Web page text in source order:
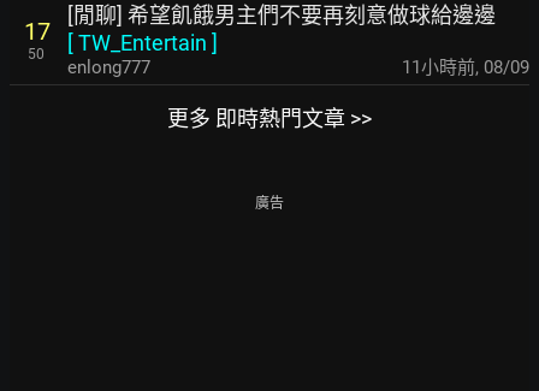
17
50
[閒聊] 希望飢餓男主們不要再刻意做球給邊邊
[TW_Entertain ]
enlong777 11小時前, 08/09
更多 即時熱門文章 >>
廣告